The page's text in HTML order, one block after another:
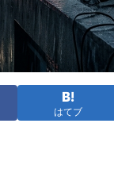
はてブ